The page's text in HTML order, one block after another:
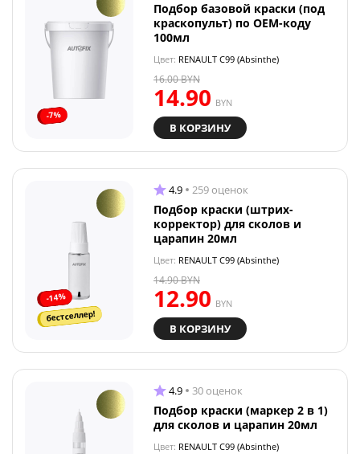
-7%
Подбор базовой краски (под
краскопульт) по OEM-коду
100мл
Цвет: RENAULT C99 (Absinthe)
14.90 BYN
16.00BYN
В КОРЗИНУ
-14%
бестселлер!
4.9 259 оценок
Подбор краски (штрих-
корректор) для сколов и
царапин 20мл
Цвет: RENAULT C99 (Absinthe)
12.90 BYN
14.90BYN
В КОРЗИНУ
4.9 30 оценок
Подбор краски (маркер 2 в 1)
для сколов и царапин 20мл
Цвет: RENAULT C99 (Absinthe)